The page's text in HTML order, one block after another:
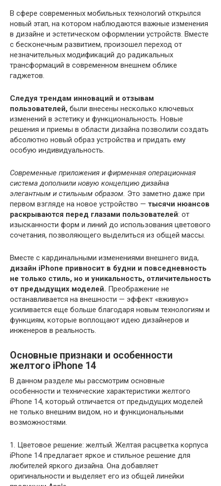
В сфере современных мобильных технологий открылся
новый этап, на котором наблюдаются важные изменения
в дизайне и эстетическом оформлении устройств. Вместе
с бесконечным развитием, произошел переход от
незначительных модификаций до радикальных
трансформаций в современном внешнем облике
гаджетов.
Следуя трендам инноваций и отзывам
пользователей, были внесены несколько ключевых
изменений в эстетику и функциональность. Новые
решения и приемы в области дизайна позволили создать
абсолютно новый образ устройства и придать ему
особую индивидуальность.
Современные приложения и фирменная операционная
система дополнили новую концепцию дизайна
элегантным и стильным образом. Это заметно даже при
первом взгляде на новое устройство — тысячи нюансов
раскрываются перед глазами пользователей: от
изысканности форм и линий до использования цветового
сочетания, позволяющего выделиться из общей массы.
Вместе с кардинальными изменениями внешнего вида,
дизайн iPhone привносит в будни и повседневность
не только стиль, но и уникальность, отличительность
от предыдущих моделей. Преображение не
останавливается на внешности — эффект «вживую»
усиливается еще больше благодаря новым технологиям и
функциям, которые воплощают идею дизайнеров и
инженеров в реальность.
Основные признаки и особенности
желтого iPhone 14
В данном разделе мы рассмотрим основные
особенности и технические характеристики желтого
iPhone 14, который отличается от предыдущих моделей
не только внешним видом, но и функциональными
возможностями.
1. Цветовое решение: желтый. Желтая расцветка корпуса
iPhone 14 предлагает яркое и стильное решение для
любителей яркого дизайна. Она добавляет
оригинальности и выделяет его из общей линейки